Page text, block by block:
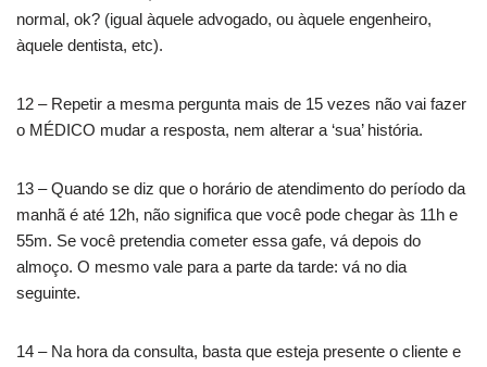
normal, ok? (igual àquele advogado, ou àquele engenheiro,
àquele dentista, etc).
12 – Repetir a mesma pergunta mais de 15 vezes não vai fazer
o MÉDICO mudar a resposta, nem alterar a ‘sua’ história.
13 – Quando se diz que o horário de atendimento do período da
manhã é até 12h, não significa que você pode chegar às 11h e
55m. Se você pretendia cometer essa gafe, vá depois do
almoço. O mesmo vale para a parte da tarde: vá no dia
seguinte.
14 – Na hora da consulta, basta que esteja presente o cliente e